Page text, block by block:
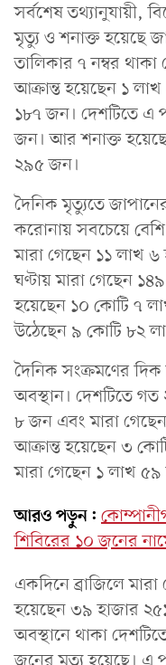
সর্বশেষ তথ্যানুযায়ী,
মৃত্যু ও শনাক্ত হয়েছে
তালিকার ৭ নম্বর
আক্রান্ত হয়েছেন ১
১৮৭ জন। দেশটিতে এ
জন। আর শনাক্ত
২৯৫ জন।
দৈনিক মৃত্যুতে
করোনায় সবচেয়ে বেশি
মারা গেছেন ১১ লাখ
ঘণ্টায় মারা গেছেন
হয়েছেন ১০ কোটি ৭
উঠেছেন ৯ কোটি ৮২
দৈনিক সংক্রমণের
অবস্থান। দেশটিতে
৮ জন এবং মারা
আক্রান্ত হয়েছেন ৩
মারা গেছেন ১ লাখ
আরও পড়ুন:
শিবিরের ১০ জনের
একদিনে ব্রাজিলে
হয়েছেন ৩৯ হাজার
অবস্থানে থাকা